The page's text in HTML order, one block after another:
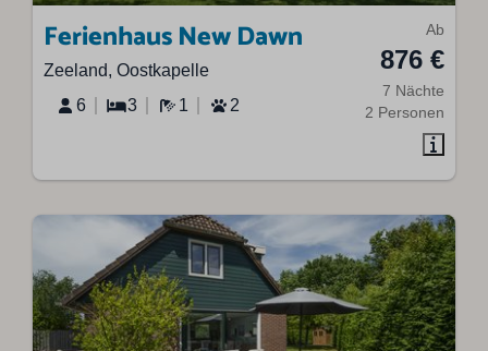
Ab
876 €
7 Nächte
2 Personen
Ferienhaus New Dawn
Zeeland, Oostkapelle
6
3 1 2